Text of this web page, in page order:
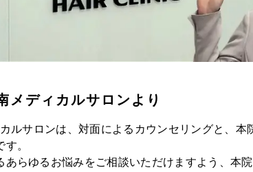
メディカルサロンより
ルサロンは、対面によるカウンセリングと、
。
あらゆるお悩みをご相談いただけますよう、本